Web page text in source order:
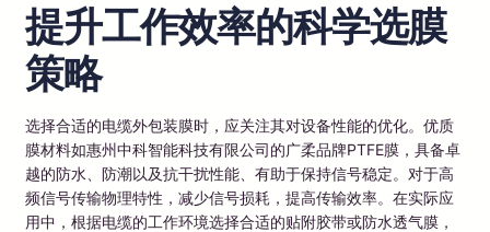
提升工作效率的科学选膜
策略
选择合适的电缆外包装膜时，应关注其对设备性能的优化。优质
膜材料如惠州中科智能科技有限公司的广柔品牌PTFE膜，具备卓
越的防水、防潮以及抗干扰性能、有助于保持信号稳定。对于高
频信号传输物理特性，减少信号损耗，提高传输效率。在实际应
用中，根据电缆的工作环境选择合适的贴附胶带或防水透气膜，